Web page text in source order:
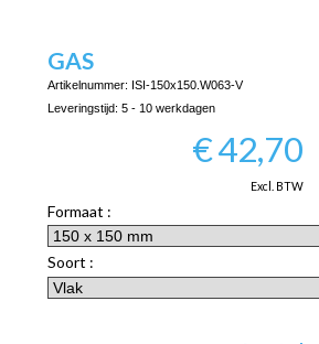
GAS
Artikelnummer: ISI-150x150.W063-V
Leveringstijd: 5 - 10 werkdagen
€42,70
Excl. BTW
Formaat :
Soort :